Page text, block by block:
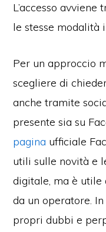
L’accesso
le stesse modalità
Per un approccio
scegliere di
anche tramite
presente sia su
pagina ufficiale
utili sulle novità e
digitale, ma è
da un operatore.
propri dubbi e